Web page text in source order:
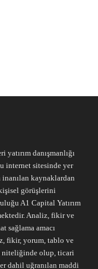
danışmanlığı
internet sitesinde yer
kaynaklardan
görüşlerini
A1 Capital Yatırım
Analiz, fikir ve
sağlama amacı
fikir, yorum, tablo ve
niteliğinde olup, ticari
dahil uğranılan maddi